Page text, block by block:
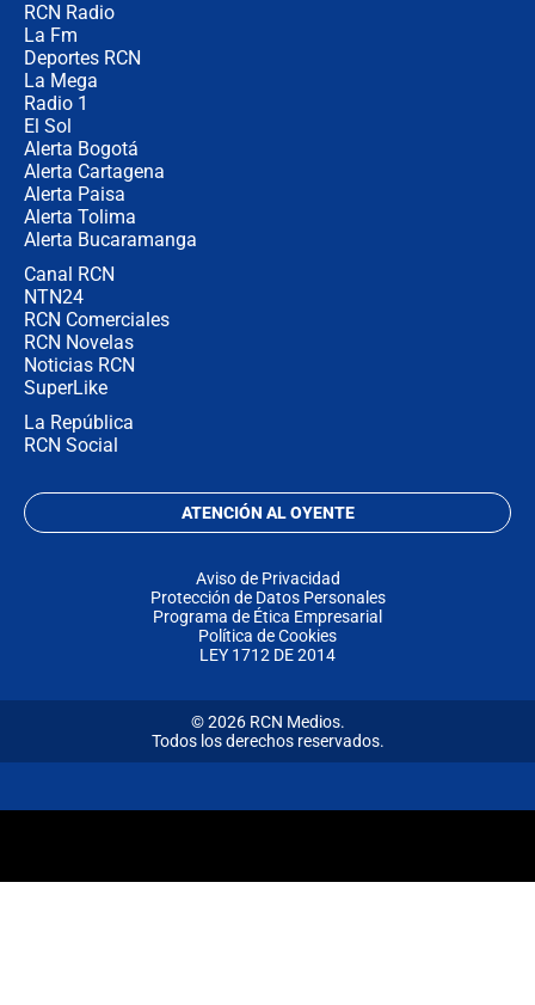
RCN Radio
La Fm
Deportes RCN
La Mega
Radio 1
El Sol
Alerta Bogotá
Alerta Cartagena
Alerta Paisa
Alerta Tolima
Alerta Bucaramanga
Canal RCN
NTN24
RCN Comerciales
RCN Novelas
Noticias RCN
SuperLike
La República
RCN Social
ATENCIÓN AL OYENTE
Aviso de Privacidad
Protección de Datos Personales
Programa de Ética Empresarial
Política de Cookies
LEY 1712 DE 2014
© 2026 RCN Medios.
Todos los derechos reservados.